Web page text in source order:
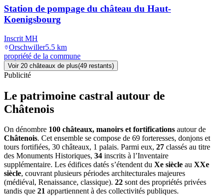
Station de pompage du château du Haut-
Koenigsbourg
Inscrit MH
Orschwiller5.5 km
propriété de la commune
Voir 20 châteaux de plus(49 restants)
Publicité
Le patrimoine castral autour de
Châtenois
On dénombre 100 châteaux, manoirs et fortifications autour de
Châtenois. Cet ensemble se compose de 69 forteresses, donjons et
tours fortifiées, 30 châteaux, 1 palais. Parmi eux, 27 classés au titre
des Monuments Historiques, 34 inscrits à l’Inventaire
supplémentaire. Les édifices datés s’étendent du Xe siècle au XXe
siècle, couvrant plusieurs périodes architecturales majeures
(médiéval, Renaissance, classique). 22 sont des propriétés privées
tandis que 21 appartiennent à des collectivités publiques.